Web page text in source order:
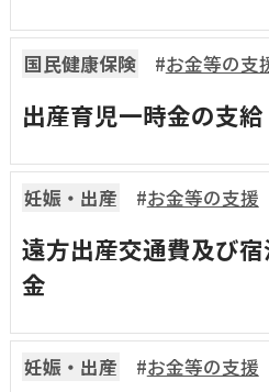
国民健康保険 お金等の支
出産育児一時金の支給
妊娠・出産 お金等の支援
遠方出産交通費及び
金
妊娠・出産 お金等の支援